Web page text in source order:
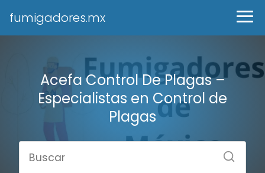
fumigadores.mx
Acefa Control De Plagas –
Especialistas en Control de
Plagas